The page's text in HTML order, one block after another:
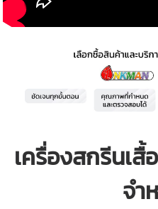
เครื่องสกรีนเ
จำ